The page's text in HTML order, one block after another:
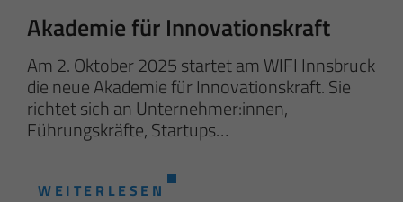
Akademie für Innovationskraft
Am 2. Oktober 2025 startet am WIFI Innsbruck
die neue Akademie für Innovationskraft. Sie
richtet sich an Unternehmer:innen,
Führungskräfte, Startups…
WEITERLESEN